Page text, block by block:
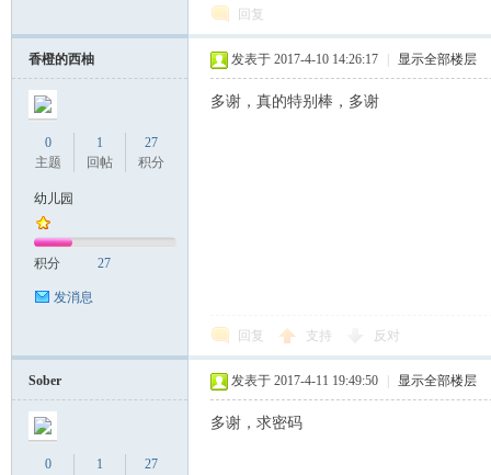
回复
香橙的西柚
0
主题
1
回帖
27
积分
幼儿园
积分 27
发消息
发表于 2017-4-10 14:26:17 显示全部楼层
多谢，真的特别棒，多谢
回复 支持 反对
Sober
0
1
27
发表于 2017-4-11 19:49:50 显示全部楼层
多谢，求密码